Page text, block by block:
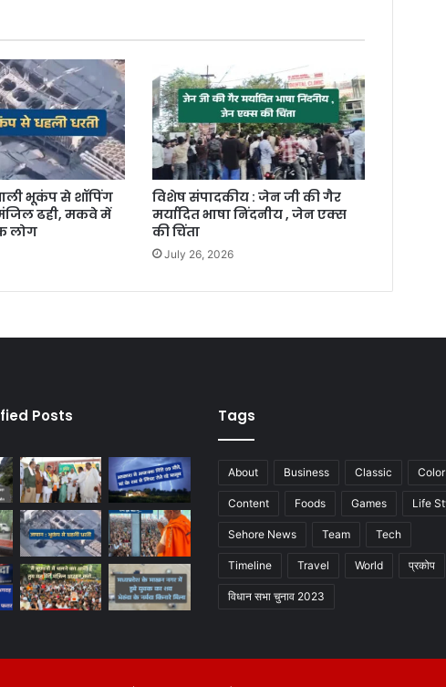
भूकंप से शॉपिंग
ढही, मकवे में
लोग
विशेष संपादकीय : जेन जी की गैर
मर्यादित भाषा निंदनीय , जेन एक्स
की चिंता
July 26, 2026
Posts Tags
About Business Classic Color
Content Foods Games Life
Sehore News Team Tech
Timeline Travel World प्रकोप
विधान सभा चुनाव 2023